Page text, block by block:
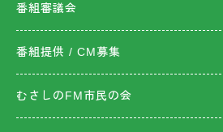
番組審議会
番組提供 / CM募集
むさしのFM市民の会